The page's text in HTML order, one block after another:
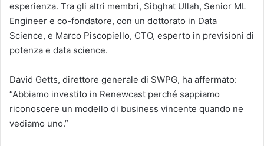
esperienza. Tra gli altri membri, Sibghat Ullah, Senior ML
Engineer e co-fondatore, con un dottorato in Data
Science, e Marco Piscopiello, CTO, esperto in previsioni di
potenza e data science.
David Getts, direttore generale di SWPG, ha affermato:
“Abbiamo investito in Renewcast perché sappiamo
riconoscere un modello di business vincente quando ne
vediamo uno.”